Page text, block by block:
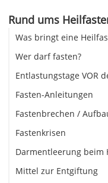
Rund ums
Was bringt eine
Wer darf fasten?
Entlastungstage VOR
Fasten-Anleitungen
Fastenbrechen /
Fastenkrisen
Darmentleerung beim
Mittel zur Entgiftung